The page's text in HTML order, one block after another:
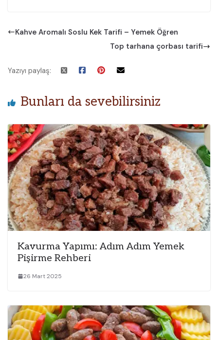
Kahve Aromalı Soslu Kek Tarifi – Yemek Öğren
Top tarhana çorbası tarifi
Yazıyı paylaş:
Bunları da sevebilirsiniz
Kavurma Yapımı: Adım Adım Yemek
Pişirme Rehberi
26 Mart 2025